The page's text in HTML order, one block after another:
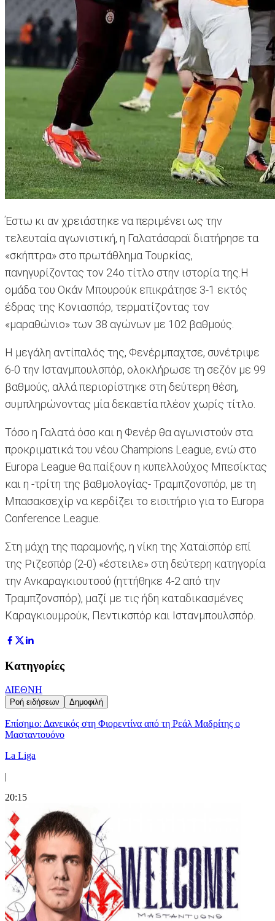
Έστω κι αν χρειάστηκε να περιμένει ως την
τελευταία αγωνιστική, η Γαλατάσαραϊ διατήρησε τα
«σκήπτρα» στο πρωτάθλημα Τουρκίας,
πανηγυρίζοντας τον 24ο τίτλο στην ιστορία της.Η
ομάδα του Οκάν Μπουρούκ επικράτησε 3-1 εκτός
έδρας της Κονιασπόρ, τερματίζοντας τον
«μαραθώνιο» των 38 αγώνων με 102 βαθμούς.
Η μεγάλη αντίπαλός της, Φενέρμπαχτσε, συνέτριψε
6-0 την Ιστανμπουλσπόρ, ολοκλήρωσε τη σεζόν με 99
βαθμούς, αλλά περιορίστηκε στη δεύτερη θέση,
συμπληρώνοντας μία δεκαετία πλέον χωρίς τίτλο.
Τόσο η Γαλατά όσο και η Φενέρ θα αγωνιστούν στα
προκριματικά του νέου Champions League, ενώ στο
Europa League θα παίξουν η κυπελλούχος Μπεσίκτας
και η -τρίτη της βαθμολογίας- Τραμπζονσπόρ, με τη
Μπασακσεχίρ να κερδίζει το εισιτήριο για το Europa
Conference League.
Στη μάχη της παραμονής, η νίκη της Χαταϊσπόρ επί
της Ριζεσπόρ (2-0) «έστειλε» στη δεύτερη κατηγορία
την Ανκαραγκιουτσού (ηττήθηκε 4-2 από την
Τραμπζονσπόρ), μαζί με τις ήδη καταδικασμένες
Καραγκιουμρούκ, Πεντικσπόρ και Ιστανμπουλσπόρ.
Κατηγορίες
ΔΙΕΘΝΗ
Ροή ειδήσεων Δημοφιλή
Επίσημο: Δανεικός στη Φιορεντίνα από τη Ρεάλ Μαδρίτης ο
Μασταντουόνο
La Liga
|
20:15